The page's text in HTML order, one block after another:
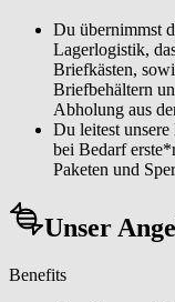
Du übernimmst
Lagerlogistik,
Briefkästen,
Briefbehältern
Abholung aus
Du leitest
bei Bedarf
Paketen und
Unser
Benefits